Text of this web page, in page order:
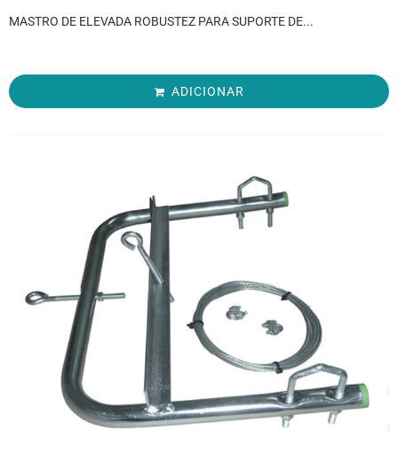
MASTRO DE ELEVADA ROBUSTEZ PARA SUPORTE DE...
ADICIONAR